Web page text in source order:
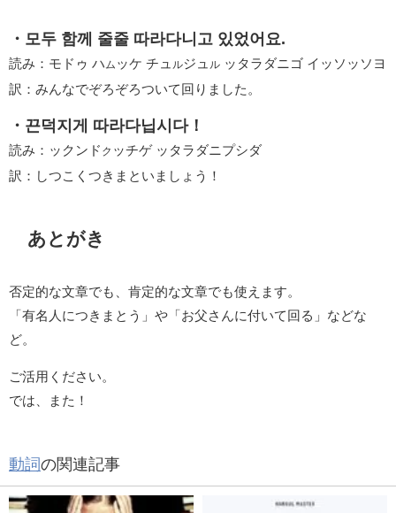
・모두 함께 줄줄 따라다니고 있었어요.
読み：モドゥ ハ ム ッケ チュ ルジュ ル ッタラダニゴ イッソッソヨ
訳：みんなでぞろぞろついて回りました。
・끈덕지게 따라다닙시다！
読み：ックンド ク ッチゲ ッタラダニプシダ
訳：しつこくつきまといましょう！
あとがき
否定的な文章でも、肯定的な文章でも使えます。
「有名人につきまとう」や「お父さんに付いて回る」などな
ど。
ご活用ください。
では、また！
動詞の関連記事